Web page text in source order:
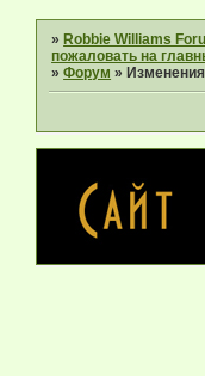
» Robbie Williams
пожаловать на
»Форум »